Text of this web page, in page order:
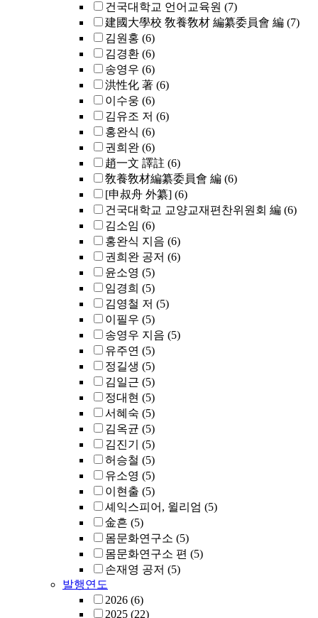
건국대학교 언어교육원 (7)
建國大學校 敎養敎材 編纂委員會 編 (7)
김원홍 (6)
김경환 (6)
송영우 (6)
洪性化 著 (6)
이수웅 (6)
김유조 저 (6)
홍완식 (6)
권희완 (6)
趙一文 譯註 (6)
敎養敎材編纂委員會 編 (6)
[申叔舟 外纂] (6)
건국대학교 교양교재편찬위원회 編 (6)
김소임 (6)
홍완식 지음 (6)
권희완 공저 (6)
윤소영 (5)
임경희 (5)
김영철 저 (5)
이필우 (5)
송영우 지음 (5)
유주연 (5)
정길생 (5)
김일근 (5)
정대현 (5)
서혜숙 (5)
김옥균 (5)
김진기
(5)
허승철 (5)
유소영 (5)
이현출 (5)
셰익스피어, 윌리엄 (5)
金흔 (5)
몸문화연구소 (5)
몸문화연구소 편 (5)
손재영 공저 (5)
발행연도
2026 (6)
2025 (22)